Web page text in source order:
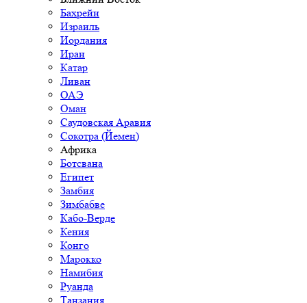
Бахрейн
Израиль
Иордания
Иран
Катар
Ливан
ОАЭ
Оман
Саудовская Аравия
Сокотра (Йемен)
Африка
Ботсвана
Египет
Замбия
Зимбабве
Кабо-Верде
Кения
Конго
Марокко
Намибия
Руанда
Танзания